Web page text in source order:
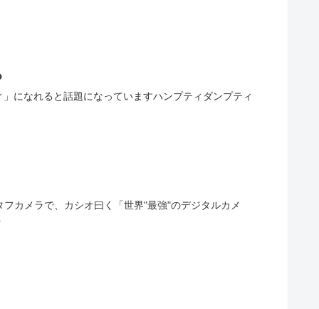
になれると話題になっていますハンプティダンプティ
カメラで、カシオ曰く「世界"最強"のデジタルカメ